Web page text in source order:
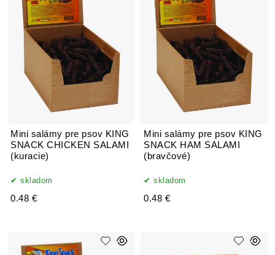
Mini salámy pre psov KING
SNACK CHICKEN SALAMI
(kuracie)
skladom
0.48 €
Mini salámy pre psov KING
SNACK HAM SALAMI
(bravčové)
skladom
0.48 €